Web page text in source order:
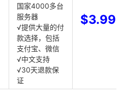
国家4000多台
服务器
√提供大量的付
款选择，包括
支付宝、微信
√中文支持
√30天退款保
证
$3.99